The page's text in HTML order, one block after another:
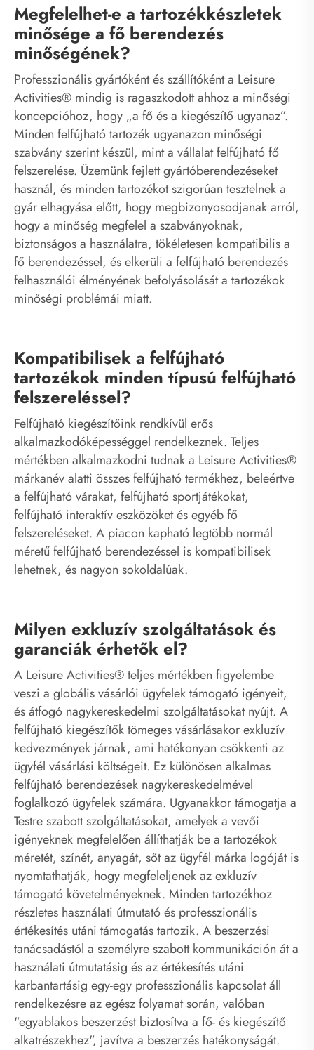
Megfelelhet-e a tartozékkészletek
minősége a fő berendezés
minőségének?
Professzionális gyártóként és szállítóként a Leisure
Activities® mindig is ragaszkodott ahhoz a minőségi
koncepcióhoz, hogy „a fő és a kiegészítő ugyanaz”.
Minden felfújható tartozék ugyanazon minőségi
szabvány szerint készül, mint a vállalat felfújható fő
felszerelése. Üzemünk fejlett gyártóberendezéseket
használ, és minden tartozékot szigorúan tesztelnek a
gyár elhagyása előtt, hogy megbizonyosodjanak arról,
hogy a minőség megfelel a szabványoknak,
biztonságos a használatra, tökéletesen kompatibilis a
fő berendezéssel, és elkerüli a felfújható berendezés
felhasználói élményének befolyásolását a tartozékok
minőségi problémái miatt.
Kompatibilisek a felfújható
tartozékok minden típusú felfújható
felszereléssel?
Felfújható kiegészítőink rendkívül erős
alkalmazkodóképességgel rendelkeznek. Teljes
mértékben alkalmazkodni tudnak a Leisure Activities®
márkanév alatti összes felfújható termékhez, beleértve
a felfújható várakat, felfújható sportjátékokat,
felfújható interaktív eszközöket és egyéb fő
felszereléseket. A piacon kapható legtöbb normál
méretű felfújható berendezéssel is kompatibilisek
lehetnek, és nagyon sokoldalúak.
Milyen exkluzív szolgáltatások és
garanciák érhetők el?
A Leisure Activities® teljes mértékben figyelembe
veszi a globális vásárlói ügyfelek támogató igényeit,
és átfogó nagykereskedelmi szolgáltatásokat nyújt. A
felfújható kiegészítők tömeges vásárlásakor exkluzív
kedvezmények járnak, ami hatékonyan csökkenti az
ügyfél vásárlási költségeit. Ez különösen alkalmas
felfújható berendezések nagykereskedelmével
foglalkozó ügyfelek számára. Ugyanakkor támogatja a
Testre szabott szolgáltatásokat, amelyek a vevői
igényeknek megfelelően állíthatják be a tartozékok
méretét, színét, anyagát, sőt az ügyfél márka logóját is
nyomtathatják, hogy megfeleljenek az exkluzív
támogató követelményeknek. Minden tartozékhoz
részletes használati útmutató és professzionális
értékesítés utáni támogatás tartozik. A beszerzési
tanácsadástól a személyre szabott kommunikáción át a
használati útmutatásig és az értékesítés utáni
karbantartásig egy-egy professzionális kapcsolat áll
rendelkezésre az egész folyamat során, valóban
"egyablakos beszerzést biztosítva a fő- és kiegészítő
alkatrészekhez", javítva a beszerzés hatékonyságát.